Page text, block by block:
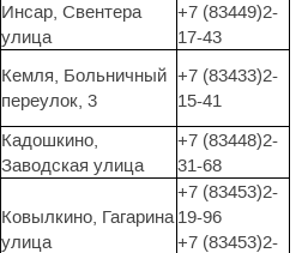
Инсар, Свентера
улица
+7 (83449)2-
17-43
Кемля, Больничный
переулок, 3
+7 (83433)2-
15-41
Кадошкино,
Заводская улица
+7 (83448)2-
31-68
Ковылкино, Гагарина
улица
+7 (83453)2-
19-96
+7 (83453)2-